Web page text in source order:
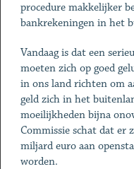
procedure makkelijker
bankrekeningen in het
Vandaag is dat een
moeten zich op goed
in ons land richten om
geld zich in het
moeilijkheden bijna
Commissie schat dat er
miljard euro aan
worden.